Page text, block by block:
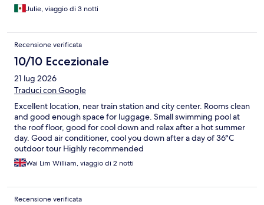
Julie, viaggio di 3 notti
Recensione verificata
10/10 Eccezionale
21 lug 2026
Traduci con Google
Excellent location, near train station and city center. Rooms clean
and good enough space for luggage. Small swimming pool at
the roof floor, good for cool down and relax after a hot summer
day. Good air conditioner, cool you down after a day of 36°C
outdoor tour Highly recommended
Wai Lim William, viaggio di 2 notti
Recensione verificata